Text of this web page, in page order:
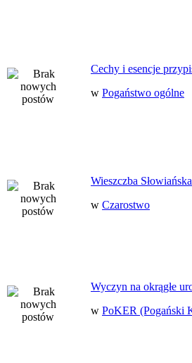
Cechy i esencje
w Pogaństwo ogólne
Wieszczba Słowiańska
w Czarostwo
Wyczyn na okrągłe
w PoKER (Pogański